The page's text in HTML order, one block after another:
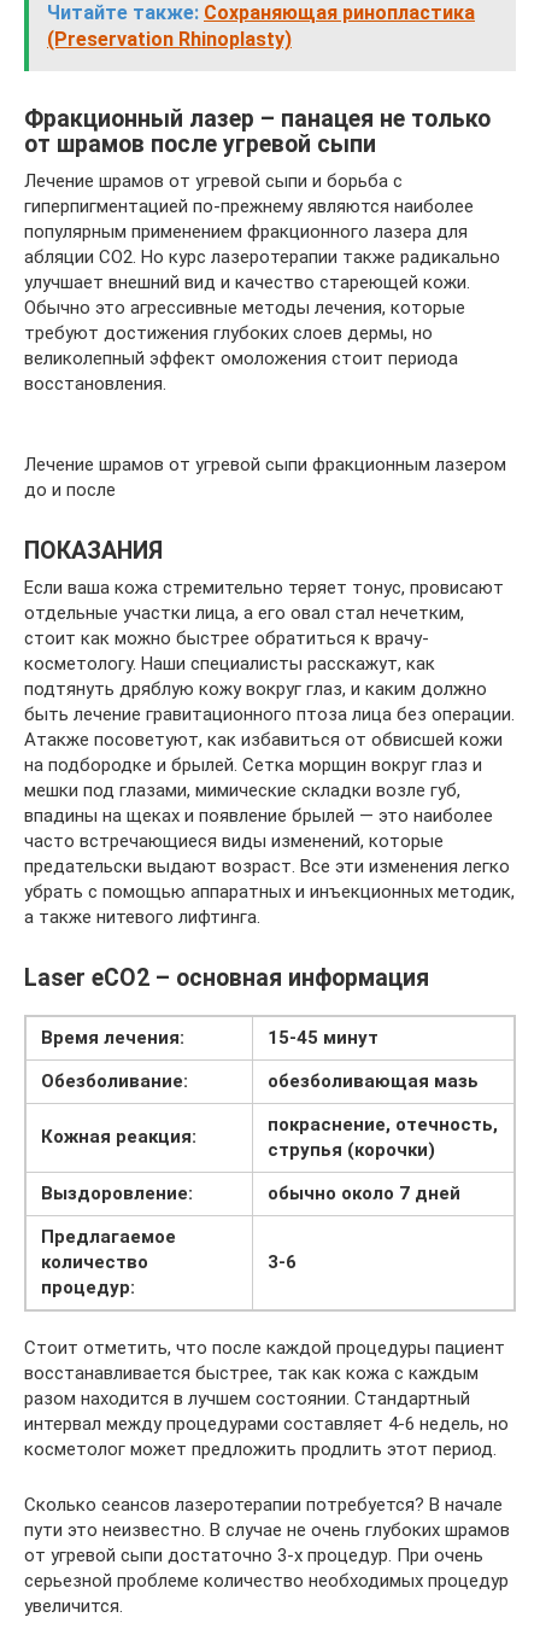
Читайте также: Сохраняющая ринопластика
(Preservation Rhinoplasty)
Фракционный лазер – панацея не только
от шрамов после угревой сыпи
Лечение шрамов от угревой сыпи и борьба с
гиперпигментацией по-прежнему являются наиболее
популярным применением фракционного лазера для
абляции CO2. Но курс лазеротерапии также радикально
улучшает внешний вид и качество стареющей кожи.
Обычно это агрессивные методы лечения, которые
требуют достижения глубоких слоев дермы, но
великолепный эффект омоложения стоит периода
восстановления.
Лечение шрамов от угревой сыпи фракционным лазером
до и после
ПОКАЗАНИЯ
Если ваша кожа стремительно теряет тонус, провисают
отдельные участки лица, а его овал стал нечетким,
стоит как можно быстрее обратиться к врачу-
косметологу. Наши специалисты расскажут, как
подтянуть дряблую кожу вокруг глаз, и каким должно
быть лечение гравитационного птоза лица без операции.
Атакже посоветуют, как избавиться от обвисшей кожи
на подбородке и брылей. Сетка морщин вокруг глаз и
мешки под глазами, мимические складки возле губ,
впадины на щеках и появление брылей — это наиболее
часто встречающиеся виды изменений, которые
предательски выдают возраст. Все эти изменения легко
убрать с помощью аппаратных и инъекционных методик,
а также нитевого лифтинга.
Laser eCO2 – основная информация
Время лечения:
15-45 минут
Обезболивание:
обезболивающая мазь
Кожная реакция:
покраснение, отечность,
струпья (корочки)
Выздоровление:
обычно около 7 дней
Предлагаемое
количество
процедур:
3-6
Стоит отметить, что после каждой процедуры пациент
восстанавливается быстрее, так как кожа с каждым
разом находится в лучшем состоянии. Стандартный
интервал между процедурами составляет 4-6 недель, но
косметолог может предложить продлить этот период.
Сколько сеансов лазеротерапии потребуется? В начале
пути это неизвестно. В случае не очень глубоких шрамов
от угревой сыпи достаточно 3-х процедур. При очень
серьезной проблеме количество необходимых процедур
увеличится.